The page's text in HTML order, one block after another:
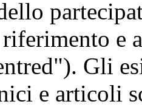
e
Gli
e articoli